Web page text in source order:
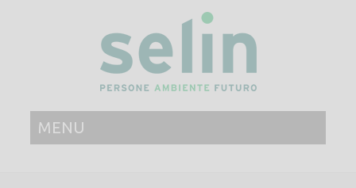
MENU